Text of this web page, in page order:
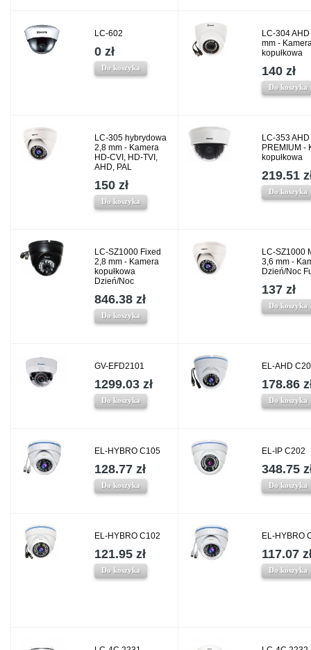
LC-602
0 zł
Do koszyka
LC-304
mm -
kopułkowa
140 zł
Do koszyka
LC-305 hybrydowa
2,8 mm - Kamera
HD-CVI, HD-TVI,
AHD, PAL
150 zł
Do koszyka
LC-353 AHD
PREMIUM -
kopułkowa
219.51
Do koszyka
LC-SZ1000 Fixed
2,8 mm - Kamera
kopułkowa
Dzień/Noc
846.38 zł
Do koszyka
LC-SZ1000
3,6 mm -
Dzień/Noc
137 zł
Do koszyka
GV-EFD2101
1299.03 zł
Do koszyka
EL-AHD
178.86
Do koszyka
EL-HYBRO C105
128.77 zł
Do koszyka
EL-IP C202
348.75
Do koszyka
EL-HYBRO C102
121.95 zł
Do koszyka
EL-HYBRO
117.07
Do koszyka